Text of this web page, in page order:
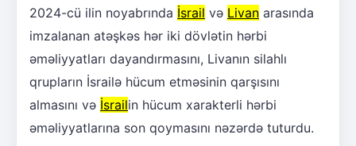
2024-cü ilin noyabrında İsrail və Livan arasında
imzalanan atəşkəs hər iki dövlətin hərbi
əməliyyatları dayandırmasını, Livanın silahlı
qrupların İsrailə hücum etməsinin qarşısını
almasını və İsrailin hücum xarakterli hərbi
əməliyyatlarına son qoymasını nəzərdə tuturdu.